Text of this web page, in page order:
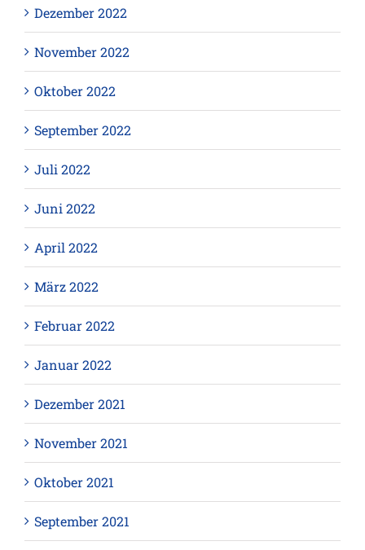
Dezember 2022
November 2022
Oktober 2022
September 2022
Juli 2022
Juni 2022
April 2022
März 2022
Februar 2022
Januar 2022
Dezember 2021
November 2021
Oktober 2021
September 2021